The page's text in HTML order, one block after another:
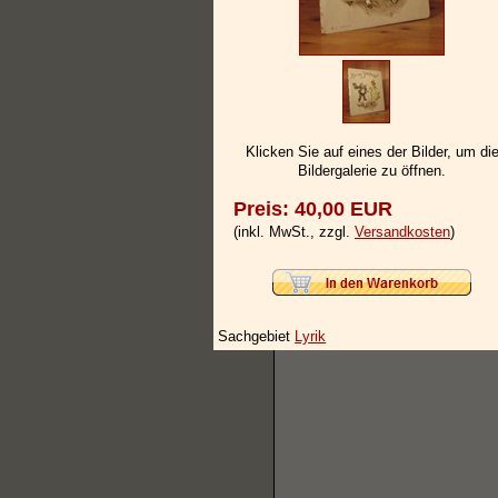
Klicken Sie auf eines der Bilder, um die
Bildergalerie zu öffnen.
Preis: 40,00 EUR
(inkl. MwSt., zzgl. Versandkosten)
Sachgebiet Lyrik